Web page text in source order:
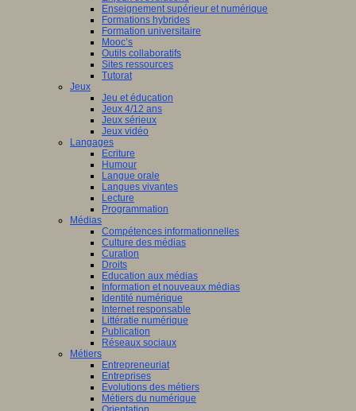
Enseignement supérieur et numérique
Formations hybrides
Formation universitaire
Mooc’s
Outils collaboratifs
Sites ressources
Tutorat
Jeux
Jeu et éducation
Jeux 4/12 ans
Jeux sérieux
Jeux vidéo
Langages
Ecriture
Humour
Langue orale
Langues vivantes
Lecture
Programmation
Médias
Compétences informationnelles
Culture des médias
Curation
Droits
Education aux médias
Information et nouveaux médias
Identité numérique
Internet responsable
Littératie numérique
Publication
Réseaux sociaux
Métiers
Entrepreneuriat
Entreprises
Evolutions des métiers
Métiers du numérique